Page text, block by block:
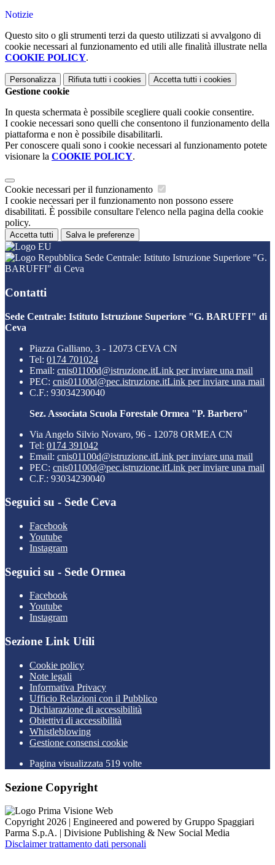
Notizie
Questo sito o gli strumenti terzi da questo utilizzati si avvalgono di
cookie necessari al funzionamento ed utili alle finalità illustrate nella
COOKIE POLICY.
Personalizza Rifiuta tutti i cookies Accetta tutti i cookies
Gestione cookie
In questa schermata è possibile scegliere quali cookie consentire.
I cookie necessari sono quelli che consentono il funzionamento della
piattaforma e non è possibile disabilitarli.
Per conoscere quali sono i cookie necessari al funzionamento potete
visionare la COOKIE POLICY.
Cookie necessari per il funzionamento
I cookie necessari per il funzionamento non possono essere
disabilitati. È possibile consultare l'elenco nella pagina della cookie
policy.
Accetta tutti Salva le preferenze
Sede Centrale: Istituto Istruzione Superiore "G.
BARUFFI" di Ceva
Contatti
Sede Centrale: Istituto Istruzione Superiore "G. BARUFFI" di
Ceva
Piazza Galliano, 3 - 12073 CEVA CN
Tel: 0174 701024
Email: cnis01100d@istruzione.itLink per inviare una mail
PEC: cnis01100d@pec.istruzione.itLink per inviare una mail
C.F.: 93034230040
Sez. Associata Scuola Forestale Ormea "P. Barbero"
Via Angelo Silvio Novaro, 96 - 12078 ORMEA CN
Tel: 0174 391042
Email: cnis01100d@istruzione.itLink per inviare una mail
PEC: cnis01100d@pec.istruzione.itLink per inviare una mail
C.F.: 93034230040
Seguici su - Sede Ceva
Facebook
Youtube
Instagram
Seguici su - Sede Ormea
Facebook
Youtube
Instagram
Sezione Link Utili
Cookie policy
Note legali
Informativa Privacy
Ufficio Relazioni con il Pubblico
Dichiarazione di accessibilità
Obiettivi di accessibilità
Whistleblowing
Gestione consensi cookie
Pagina visualizzata 519 volte
Sezione Copyright
Copyright 2026 | Engineered and powered by Gruppo Spaggiari
Parma S.p.A. | Divisione Publishing & New Social Media
Disclaimer trattamento dati personali